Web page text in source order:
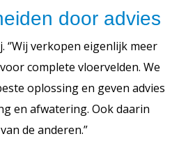
door advies
‘’Wij verkopen eigenlijk meer
complete vloervelden. We
oplossing en geven advies
en afwatering. Ook daarin
de anderen.”